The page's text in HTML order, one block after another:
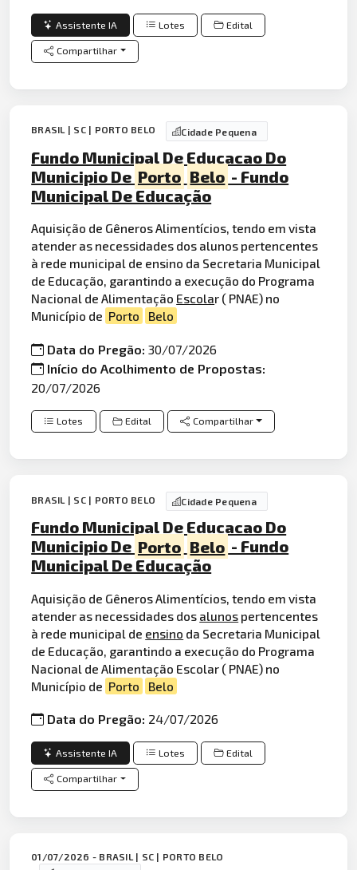
Assistente IA Lotes Edital
Compartilhar
BRASIL | SC | PORTO BELO Cidade Pequena
Fundo Municipal De Educacao Do
Municipio De Porto Belo - Fundo
Municipal De Educação
Aquisição de Gêneros Alimentícios, tendo em vista
atender as necessidades dos alunos pertencentes
à rede municipal de ensino da Secretaria Municipal
de Educação, garantindo a execução do Programa
Nacional de Alimentação Escolar ( PNAE) no
Município de Porto Belo
Data do Pregão:30/07/2026
Início do Acolhimento de Propostas:
20/07/2026
Lotes Edital Compartilhar
BRASIL | SC | PORTO BELO Cidade Pequena
Fundo Municipal De Educacao Do
Municipio De Porto Belo - Fundo
Municipal De Educação
Aquisição de Gêneros Alimentícios, tendo em vista
atender as necessidades dos alunos pertencentes
à rede municipal de ensino da Secretaria Municipal
de Educação, garantindo a execução do Programa
Nacional de Alimentação Escolar ( PNAE) no
Município de Porto Belo
Data do Pregão: 24/07/2026
Assistente IA Lotes Edital
Compartilhar
01/07/2026 - BRASIL | SC | PORTO BELO